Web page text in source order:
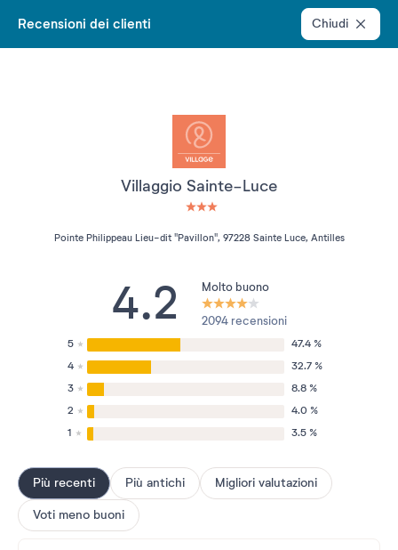
Recensioni dei clienti Chiudi
Villaggio Sainte-Luce
Pointe Philippeau Lieu-dit "Pavillon", 97228 Sainte Luce, Antilles
4.2 Molto buono
2094 recensioni
5
47.4 %
4
32.7 %
3
8.8 %
2
4.0 %
1
3.5 %
Più recenti Più antichi Migliori valutazioni
Voti meno buoni